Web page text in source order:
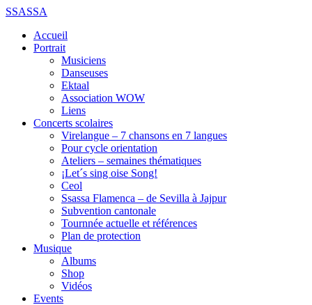
SSASSA
Accueil
Portrait
Musiciens
Danseuses
Ektaal
Association WOW
Liens
Concerts scolaires
Virelangue – 7 chansons en 7 langues
Pour cycle orientation
Ateliers – semaines thématiques
¡Let´s sing oise Song!
Ceol
Ssassa Flamenca – de Sevilla à Jajpur
Subvention cantonale
Tournnée actuelle et références
Plan de protection
Musique
Albums
Shop
Vidéos
Events